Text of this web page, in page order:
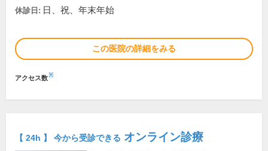
休診日: 日、祝、年末年始
この医院の詳細をみる
アクセス数※
【 24h 】 今から受診できる オンライン診療